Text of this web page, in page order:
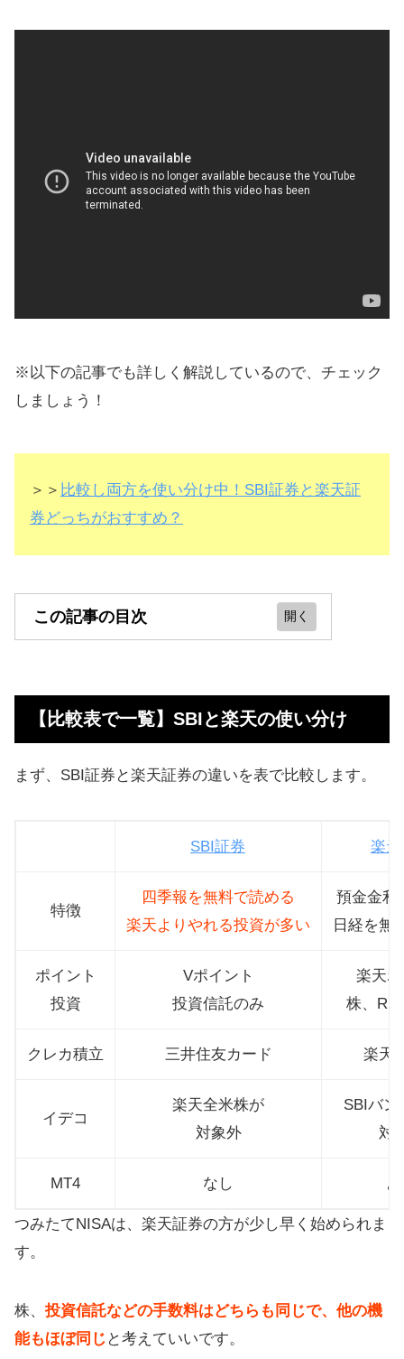
※以下の記事でも詳しく解説しているので、チェック
しましょう！
＞＞ 比較し両方を使い分け中！SBI証券と楽天証
券どっちがおすすめ？
この記事の目次
け
SBIと楽天の独自機能をそれぞれ解説
楽天とSBIではポイント投資もお得
株のツール・アプリもどっちも便利
【まとめ】楽天とSBIの使い分けがお
【比較表で一覧】SBIと楽天の使い分け
まず、SBI証券と楽天証券の違いを表で比較します。
SBI証券 楽
特徴
四季報を無料で読める
楽天よりやれる投資が多い
預金金利
日経を無
ポイント
投資
Vポイント
投資信託のみ
楽天
株、
クレカ積立 三井住友カード 楽天
イデコ
楽天全米株が
対象外
SBIバン
対
MT4 なし
つみたてNISAは、楽天証券の方が少し早く始められま
す。
株、 投資信託などの手数料はどちらも同じで、他の機
能もほぼ同じ と考えていいです。